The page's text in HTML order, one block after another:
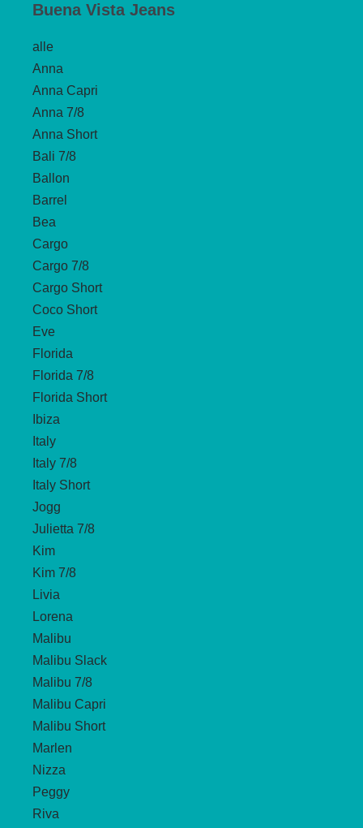
Buena Vista Jeans
alle
Anna
Anna Capri
Anna 7/8
Anna Short
Bali 7/8
Ballon
Barrel
Bea
Cargo
Cargo 7/8
Cargo Short
Coco Short
Eve
Florida
Florida 7/8
Florida Short
Ibiza
Italy
Italy 7/8
Italy Short
Jogg
Julietta 7/8
Kim
Kim 7/8
Livia
Lorena
Malibu
Malibu Slack
Malibu 7/8
Malibu Capri
Malibu Short
Marlen
Nizza
Peggy
Riva